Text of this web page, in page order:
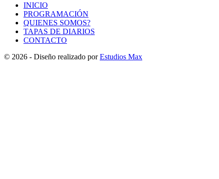
INICIO
PROGRAMACIÓN
QUIENES SOMOS?
TAPAS DE DIARIOS
CONTACTO
© 2026 - Diseño realizado porEstudios Max